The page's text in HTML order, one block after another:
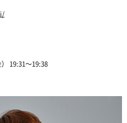
19:31〜19:38